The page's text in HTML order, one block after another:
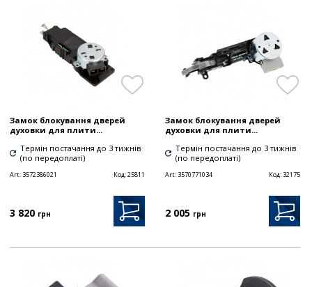
Замок блокування дверей
духовки для плити...
Термін постачання до 3 тижнів
(по передоплаті)
Art: 3572386021 Код:25811
3 820 грн
Замок блокування дверей
духовки для плити...
Термін постачання до 3 тижнів
(по передоплаті)
Art: 3570771034 Код: 32175
2 005 грн